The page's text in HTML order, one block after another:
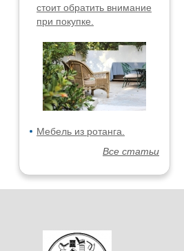
стоит обратить внимание
при покупке.
Мебель из ротанга.
Все статьи